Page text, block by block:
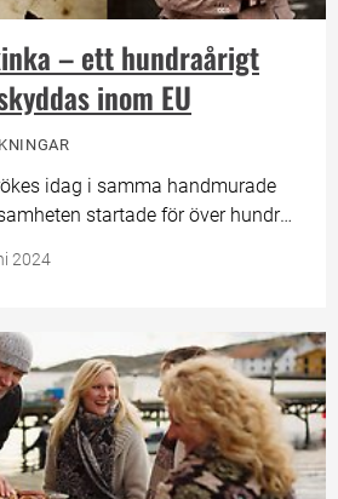
– ett hundraårigt
inom EU
idag i samma handmurade
startade för över hundra
av lägereld och whiskey.
nu inom EU med en
2024